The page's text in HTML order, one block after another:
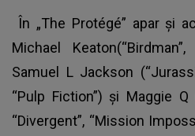
În „The Protégé” apar şi
Michael Keaton(“Birdman”,
Samuel L Jackson
“Pulp Fiction”) şi Maggie Q
“Divergent”, “Mission